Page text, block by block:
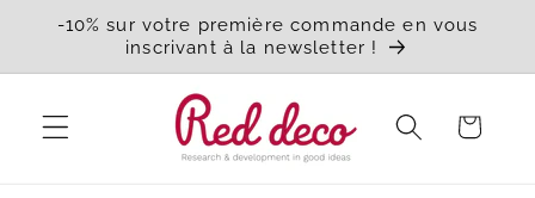
passer
contenu
-10% sur votre première commande en vous
inscrivant à la newsletter !
Panier